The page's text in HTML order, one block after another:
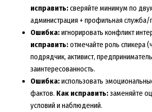
исправить:сверяйте минимум по
администрация + профильная
Ошибка:игнорировать конфликт
исправить:отмечайте роль спикера
подрядчик, активист,
заинтересованность.
Ошибка:использовать
фактов. Как исправить:заменяйте
условий и наблюдений.